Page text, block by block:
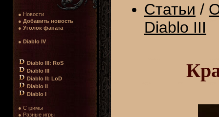
● Новости
● Добавить новость
● Уголок фаната
● Diablo IV
Diablo III: RoS
Diablo III
Diablo II: LoD
Diablo II
Diablo I
● Стримы
● Разные игры
Статьи /
Diablo III